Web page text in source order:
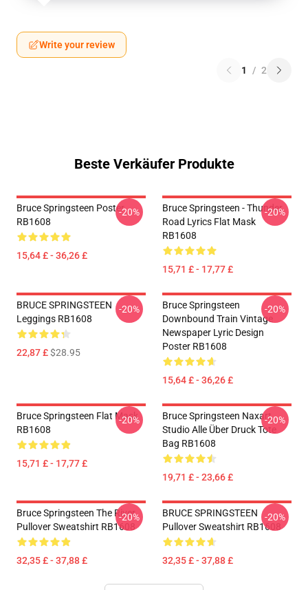
Write your review
1 / 2
Beste Verkäufer Produkte
Bruce Springsteen Poster
RB1608
15,64 £ - 36,26 £
-20%
Bruce Springsteen - Thunder
Road Lyrics Flat Mask
RB1608
15,71 £ - 17,77 £
-20%
BRUCE SPRINGSTEEN
Leggings RB1608
22,87 £$28.95
-20%
Bruce Springsteen
Downbound Train Vintage
Newspaper Lyric Design
Poster RB1608
15,64 £ - 36,26 £
-20%
Bruce Springsteen Flat Mask
RB1608
15,71 £ - 17,77 £
-20%
Bruce Springsteen Naxart
Studio Alle Über Druck Tote
Bag RB1608
19,71 £ - 23,66 £
-20%
Bruce Springsteen The River
Pullover Sweatshirt RB1608
32,35 £ - 37,88 £
-20%
BRUCE SPRINGSTEEN
Pullover Sweatshirt RB1608
32,35 £ - 37,88 £
-20%